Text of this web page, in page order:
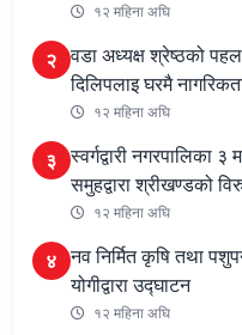
१२ महिना अघि
२ वडा अध्यक्ष श्रेष्ठको
दिलिपलाइ घरमै
१२ महिना अघि
३ स्वर्गद्वारी
समुहद्वारा श्रीखण्डको
१२ महिना अघि
४ नव निर्मित कृषि तथा
योगीद्वारा उद्घाटन
१२ महिना अघि